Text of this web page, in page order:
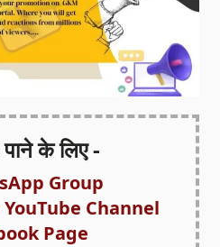
के लिए -
Group
Channel
Page